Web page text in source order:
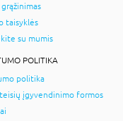
taisyklės
su mumis
POLITIKA
politika
teisių įgyvendinimo formos